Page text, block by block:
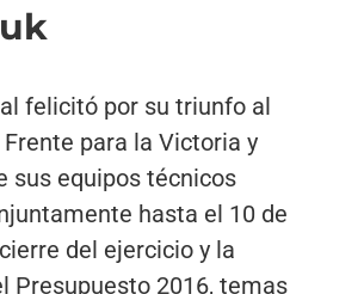
felicitó por su triunfo al
para la Victoria y
sus equipos técnicos
hasta el 10 de
del ejercicio y la
Presupuesto 2016, temas